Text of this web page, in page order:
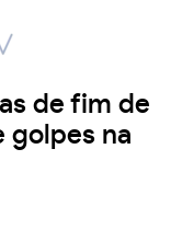
de fim de
golpes na